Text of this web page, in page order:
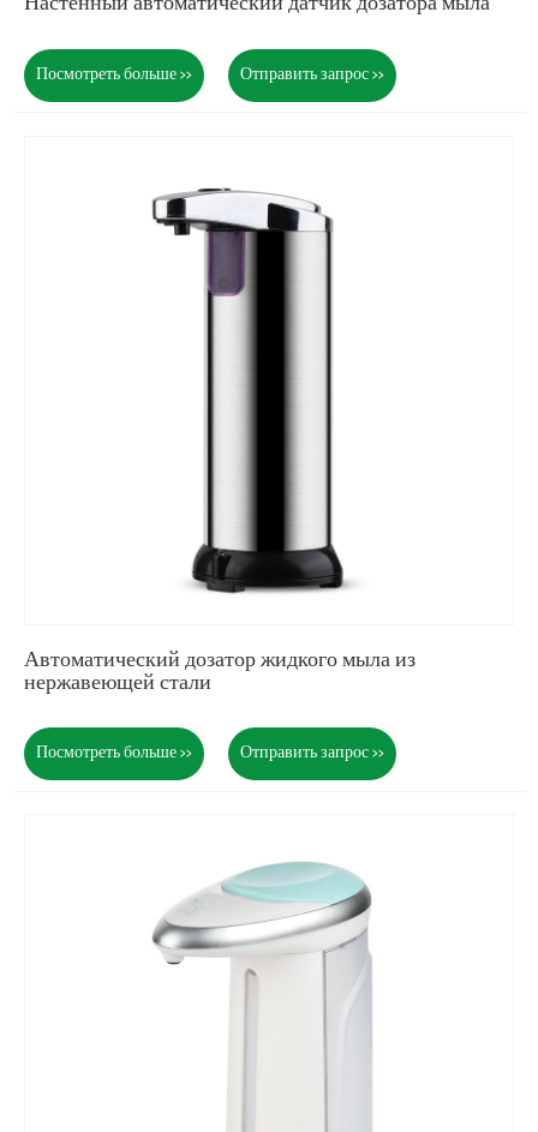
Посмотреть больше >> Отправить запрос >>
Автоматический дозатор жидкого мыла из
нержавеющей стали
Посмотреть больше >> Отправить запрос >>